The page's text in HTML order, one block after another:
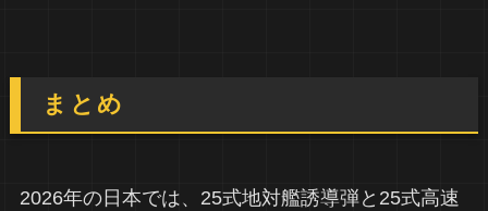
まとめ
2026年の日本では、25式地対艦誘導弾と25式高速